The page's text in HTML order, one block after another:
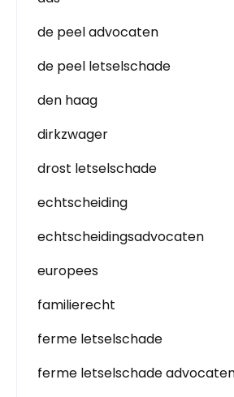
de peel advocaten
de peel letselschade
den haag
dirkzwager
drost letselschade
echtscheiding
echtscheidingsadvocaten
europees
familierecht
ferme letselschade
ferme letselschade